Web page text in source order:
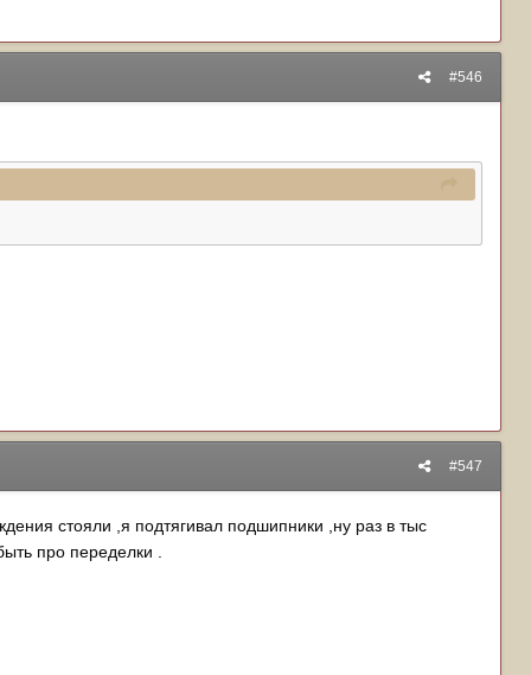
#546
#547
стояли ,я подтягивал подшипники ,ну раз в тыс
про переделки .